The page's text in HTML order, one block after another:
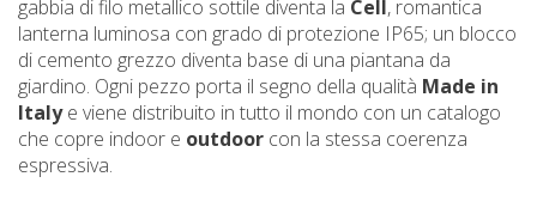
gabbia di filo metallico sottile diventa la Cell, romantica
lanterna luminosa con grado di protezione IP65; un blocco
di cemento grezzo diventa base di una piantana da
giardino. Ogni pezzo porta il segno della qualità Made in
Italye viene distribuito in tutto il mondo con un catalogo
che copre indoor e outdoor con la stessa coerenza
espressiva.